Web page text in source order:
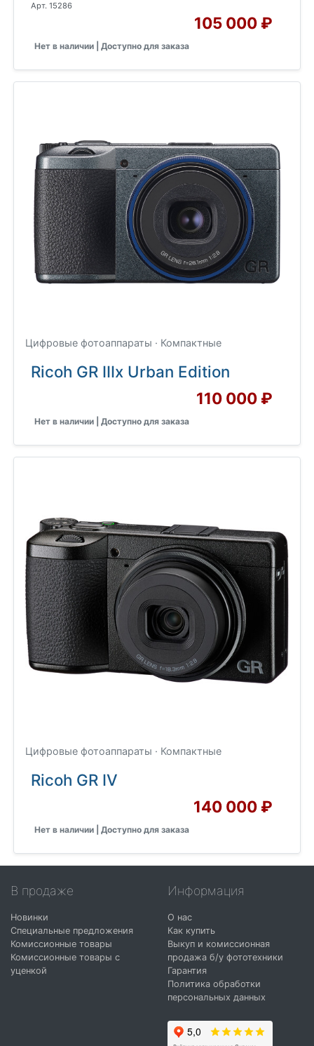
Арт. 15286
105 000 ₽
Нет в наличии | Доступно для заказа
Цифровые фотоаппараты · Компактные
Ricoh GR IIIx Urban Edition
110 000 ₽
Нет в наличии | Доступно для заказа
Цифровые фотоаппараты · Компактные
Ricoh GR IV
140 000 ₽
Нет в наличии | Доступно для заказа
В продаже
Новинки
Специальные предложения
Комиссионные товары
Комиссионные товары с
уценкой
Информация
О нас
Как купить
Выкуп и комиссионная
продажа б/у фототехники
Гарантия
Политика обработки
персональных данных